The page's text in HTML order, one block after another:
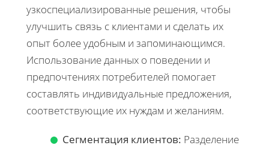
узкоспециализированные решения, чтобы
улучшить связь с клиентами и сделать их
опыт более удобным и запоминающимся.
Использование данных о поведении и
предпочтениях потребителей помогает
составлять индивидуальные предложения,
соответствующие их нуждам и желаниям.
Сегментация клиентов: Разделение